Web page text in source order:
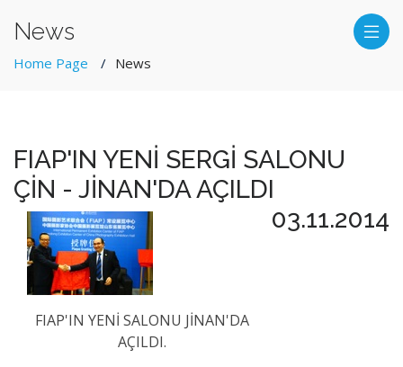
News
Home Page News
FIAP'IN YENİ SERGİ SALONU
ÇİN - JİNAN'DA AÇILDI
03.11.2014
FIAP'IN YENİ SALONU JİNAN'DA
AÇILDI.